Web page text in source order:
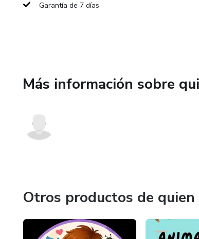
Garantía de 7 días
Más información sobre
Otros productos de